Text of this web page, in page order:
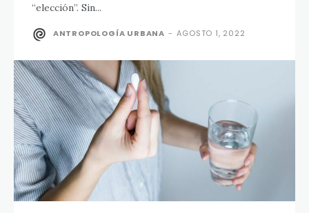
“elección”. Sin...
ANTROPOLOGÍA URBANA - AGOSTO 1, 2022